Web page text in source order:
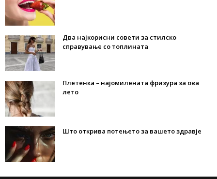
Два најкорисни совети за стилско
справување со топлината
Плетенка – најомилената фризура за ова
лето
Што открива потењето за вашето здравје